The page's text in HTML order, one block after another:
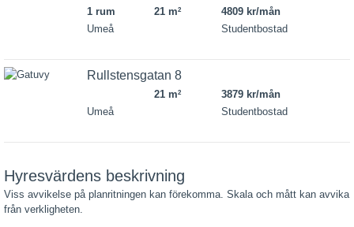
1 rum 21 m2
4809 kr/mån
Umeå
Studentbostad
Rullstensgatan 8
21 m2
3879 kr/mån
Umeå
Studentbostad
Hyresvärdens beskrivning
Viss avvikelse på planritningen kan förekomma. Skala och mått kan avvika
från verkligheten.